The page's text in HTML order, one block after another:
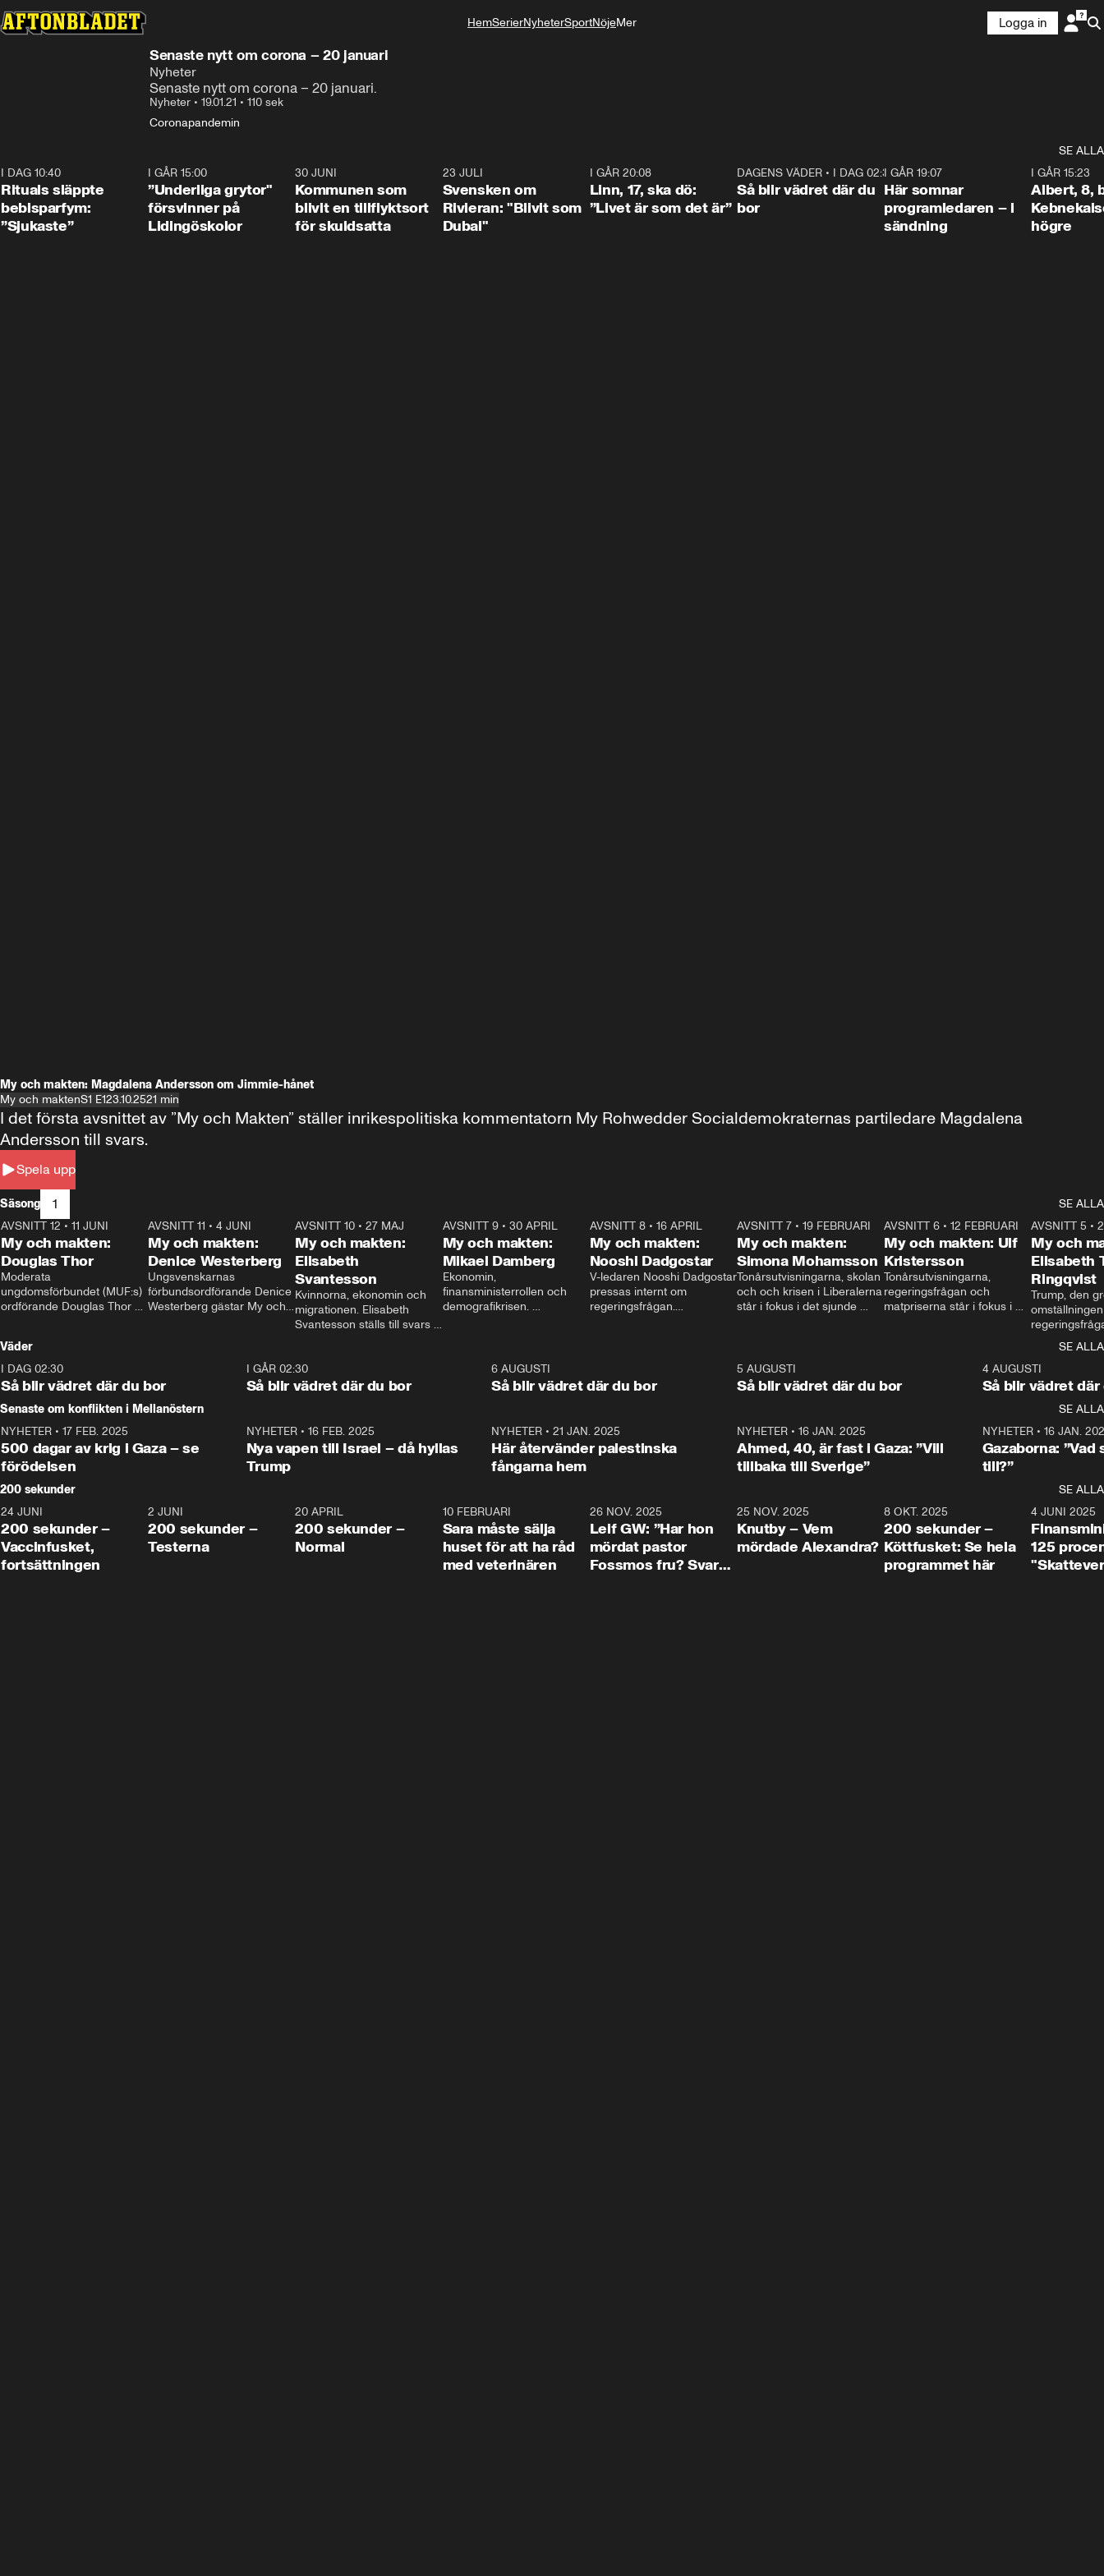
HemSerierNyheterSportNöjeMer
Logga in
Senaste nytt om corona – 20 januari
Nyheter
Senaste nytt om corona – 20 januari.
Nyheter • 19.01.21 • 110 sek
Coronapandemin
SE ALLA
I DAG 10:40
Rituals släppte
bebisparfym:
”Sjukaste”
1:07
I GÅR 15:00
”Underliga grytor"
försvinner på
Lidingöskolor
30 JUNI
Kommunen som
blivit en tillflyktsort
för skuldsatta
23 JULI
Svensken om
Rivieran: "Blivit som
Dubai"
I GÅR 20:08
Linn, 17, ska dö:
”Livet är som det är”
1:06
DAGENS VÄDER• I DAG 02:30
Så blir vädret där du
bor
I GÅR 19:07
Här somnar
programledaren – i
sändning
I GÅR 15:23
Albert, 8,
högre
My och makten: Magdalena Andersson om Jimmie-hånet
My och maktenS1 E123.10.2521 min
Spela upp
I det första avsnittet av ”My och Makten” ställer inrikespolitiska kommentatorn My Rohwedder Socialdemokraternas partiledare Magdalena
Andersson till svars.
Säsong 1
SE ALLA
26:27
AVSNITT 12 • 11 JUNI
My och makten:
Douglas Thor
Moderata
ungdomsförbundet (MUF:s)
ordförande Douglas Thor
tonårsutvisningarna och hur
Moderaterna ska locka
väljare till valet i höst.
23:40
AVSNITT 11 •4 JUNI
My och makten:
Denice Westerberg
Ungsvenskarnas
förbundsordförande Denice
Westerberg gästar My och
AVSNITT 10 •27 MAJ
My och makten:
Elisabeth
Svantesson
Kvinnorna, ekonomin och
migrationen. Elisabeth
Svantesson ställs till svars
AVSNITT 9• 30 APRIL
My och makten:
Mikael Damberg
Ekonomin,
finansministerrollen och
demografikrisen.
och Makten.
AVSNITT 8• 16 APRIL
My och makten:
Nooshi Dadgostar
V-ledaren Nooshi Dadgostar
pressas internt om
regeringsfrågan.
– Vi ställer upp i val. Ska vi
vara med så sitter vi förstås
24:30
AVSNITT 7• 19 FEBRUARI
My och makten:
Simona Mohamsson
Tonårsutvisningarna, skolan
och och krisen i Liberalerna
står i fokus i det sjunde
kommentator My
Rohwedder ställer
utbildnings- och
Mohamsson till svars.
27:30
AVSNITT 6 •12 FEBRUARI
My och makten: Ulf
Kristersson
Tonårsutvisningarna,
regeringsfrågan och
matpriserna står i fokus i
Rohwedder ställer
statsminister Ulf Kristersson
AVSNITT 5 •
My och
Elisabeth
Ringqvist
Trump, den
centrum i
avsnittet av
Makten”. Se
Aftonbladets
Rohwedder
Thand Ring
Väder
SE ALLA
I DAG 02:30
Så blir vädret där du bor
1:06
I GÅR 02:30
Så blir vädret där du bor
6 AUGUSTI
Så blir vädret där du bor
5 AUGUSTI
Så blir vädret där du bor
4 AUGUSTI
Så blir vädret där
Senaste om konflikten i Mellanöstern
SE ALLA
NYHETER • 17 FEB. 2025
500 dagar av krig i Gaza – se
förödelsen
NYHETER• 16 FEB. 2025
Nya vapen till Israel – då hyllas
Trump
NYHETER •21 JAN. 2025
Här återvänder palestinska
fångarna hem
NYHETER• 16 JAN. 2025
Ahmed, 40, är fast i Gaza: ”Vill
tillbaka till Sverige”
NYHETER• 16 JAN.
Gazaborna:
till?”
200 sekunder
SE ALLA
5:00
24 JUNI
200 sekunder –
Vaccinfusket,
fortsättningen
4:23
2 JUNI
200 sekunder –
Testerna
20 APRIL
200 sekunder –
Normal
10 FEBRUARI
Sara måste sälja
huset för att ha råd
med veterinären
26 NOV. 2025
Leif GW: ”Har hon
mördat pastor
Fossmos fru? Svar
31:05
25 NOV. 2025
Knutby – Vem
mördade Alexandra?
4:29
8 OKT. 2025
200 sekunder –
Köttfusket: Se hela
programmet här
4 JUNI 2025
125